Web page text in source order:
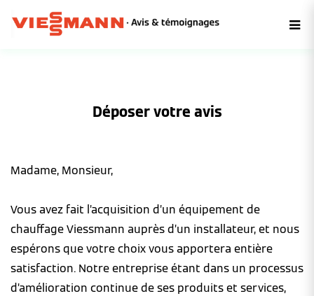
Déposer votre avis
Madame, Monsieur,
Vous avez fait l’acquisition d’un équipement de
chauffage Viessmann auprès d’un installateur, et nous
espérons que votre choix vous apportera entière
satisfaction. Notre entreprise étant dans un processus
d’amélioration continue de ses produits et services,